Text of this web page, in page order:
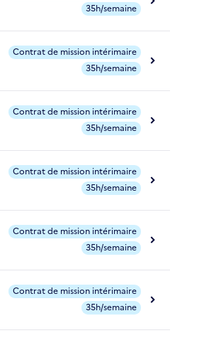
35h/semaine
Contrat de mission intérimaire
35h/semaine
Contrat de mission intérimaire
35h/semaine
Contrat de mission intérimaire
35h/semaine
Contrat de mission intérimaire
35h/semaine
Contrat de mission intérimaire
35h/semaine